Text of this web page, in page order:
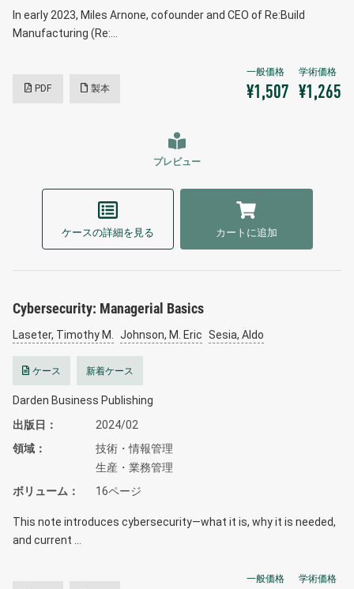
In early 2023, Miles Arnone, cofounder and CEO of Re:Build
Manufacturing (Re:…
PDF 製本 ¥1,507 ¥1,265
プレビュー
ケースの詳細を見る カートに追加
Cybersecurity: Managerial Basics
Laseter, Timothy M. Johnson, M. Eric Sesia, Aldo
ケース 新着ケース
Darden Business Publishing
出版日
2024/02
領域
技術・情報管理
生産・業務管理
ボリューム
16ページ
This note introduces cybersecurity—what it is, why it is needed,
and current …